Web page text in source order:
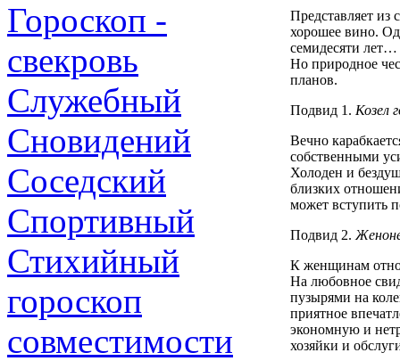
Гороскоп -
свекровь
Служебный
Сновидений
Соседский
Спортивный
Стихийный
гороскоп
совместимости
Представляет из
хорошее вино.
семидесяти
Но природное
планов.
Подвид 1. Козел
Вечно
собственными
Холоден и
близких
может вступить
Подвид 2.
К женщинам
На любовное
пузырями на
приятное
экономную и
хозяйки и